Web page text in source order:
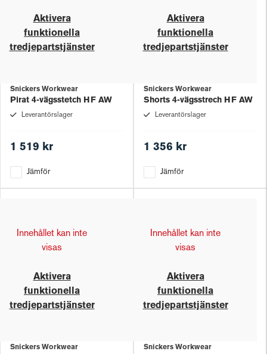
Aktivera
funktionella
tredjepartstjänster
Snickers Workwear
Pirat 4-vägsstetch HF AW
Leverantörslager
1 519 kr
Jämför
Aktivera
funktionella
tredjepartstjänster
Snickers Workwear
Shorts 4-vägsstrech HF AW
Leverantörslager
1 356 kr
Jämför
Innehållet kan inte
visas
Aktivera
funktionella
tredjepartstjänster
Snickers Workwear
Innehållet kan inte
visas
Aktivera
funktionella
tredjepartstjänster
Snickers Workwear